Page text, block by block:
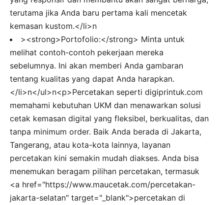
terutama jika Anda baru pertama kali mencetak
kemasan kustom.</li>n
><strong>Portofolio:</strong> Minta untuk
melihat contoh-contoh pekerjaan mereka
sebelumnya. Ini akan memberi Anda gambaran
tentang kualitas yang dapat Anda harapkan.
</li>n</ul>n<p>Percetakan seperti digiprintuk.com
memahami kebutuhan UKM dan menawarkan solusi
cetak kemasan digital yang fleksibel, berkualitas, dan
tanpa minimum order. Baik Anda berada di Jakarta,
Tangerang, atau kota-kota lainnya, layanan
percetakan kini semakin mudah diakses. Anda bisa
menemukan beragam pilihan percetakan, termasuk
<a href="https://www.maucetak.com/percetakan-
jakarta-selatan" target="_blank">percetakan di